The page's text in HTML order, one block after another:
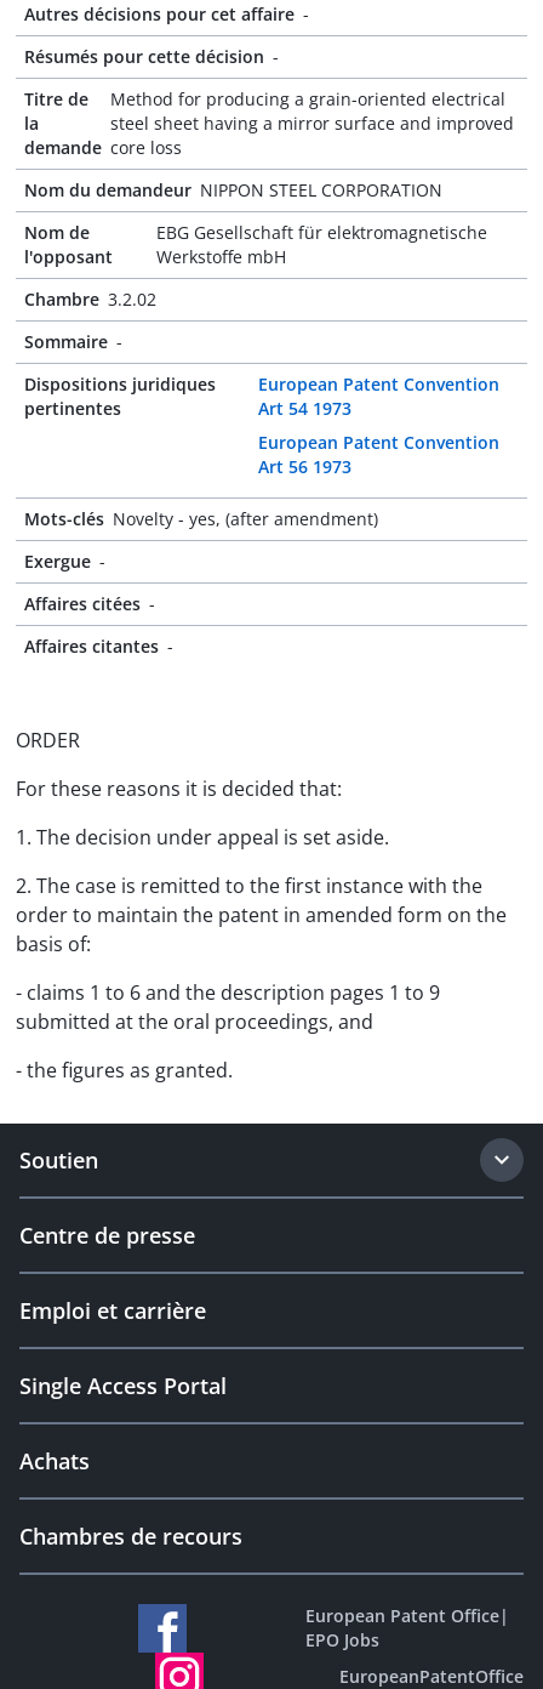
Autres décisions pour cet affaire -
Résumés pour cette décision -
Titre de
la
demande
Method for producing a grain-oriented electrical
steel sheet having a mirror surface and improved
core loss
Nom du demandeur NIPPON STEEL CORPORATION
Nom de
l'opposant
EBG Gesellschaft für elektromagnetische
Werkstoffe mbH
Chambre 3.2.02
Sommaire -
Dispositions juridiques
pertinentes
European Patent Convention
Art 54 1973
European Patent Convention
Art 56 1973
Mots-clés Novelty - yes, (after amendment)
Exergue -
Affaires citées -
Affaires citantes -
ORDER
For these reasons it is decided that:
1. The decision under appeal is set aside.
2. The case is remitted to the first instance with the
order to maintain the patent in amended form on the
basis of:
- claims 1 to 6 and the description pages 1 to 9
submitted at the oral proceedings, and
- the figures as granted.
Soutien
Centre de presse
Emploi et carrière
Single Access Portal
Achats
Chambres de recours
European Patent Office|
EPO Jobs
EuropeanPatentOffice